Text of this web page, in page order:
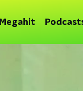
Megahit